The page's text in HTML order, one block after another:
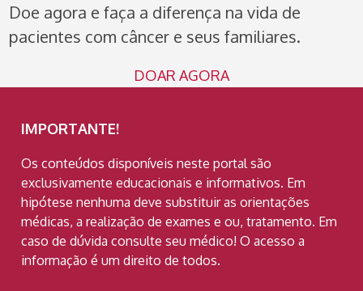
Doe agora e faça a diferença na vida de
pacientes com câncer e seus familiares.
DOAR AGORA
IMPORTANTE!
Os conteúdos disponíveis neste portal são
exclusivamente educacionais e informativos. Em
hipótese nenhuma deve substituir as orientações
médicas, a realização de exames e ou, tratamento. Em
caso de dúvida consulte seu médico! O acesso a
informação é um direito de todos.